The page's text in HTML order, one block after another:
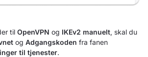
til OpenVPN og IKEv2 manuelt, skal du
og Adgangskoden fra fanen
til tjenester.